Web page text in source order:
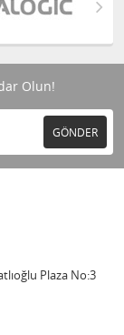
Olun!
GÖNDER
Plaza No:3